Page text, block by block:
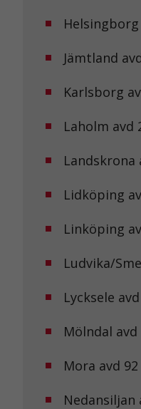
Helsingborg
Jämtland
Karlsborg
Laholm avd
Landskrona
Lidköping
Linköping
Ludvika/
Lycksele
Mölndal avd
Mora avd 92
Nedansiljan